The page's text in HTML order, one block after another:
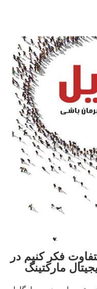
فکر کنیم در
مارکتینگ